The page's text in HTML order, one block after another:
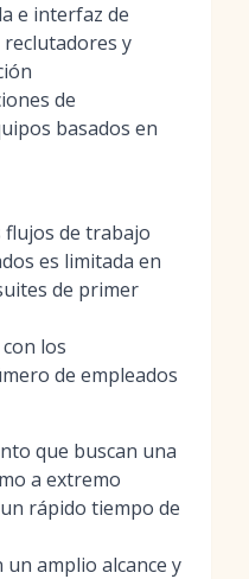
e interfaz de
y
de
basados en
flujos de trabajo
es limitada en
de primer
los
de empleados
que buscan una
a extremo
rápido tiempo de
amplio alcance y